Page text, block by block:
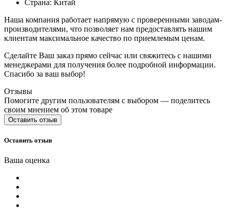
Страна: Китай
Наша компания работает напрямую с проверенными заводам-
производителями, что позволяет нам предоставлять нашим
клиентам максимальное качество по приемлемым ценам.
Сделайте Ваш заказ прямо сейчас или свяжитесь с нашими
менеджерами для получения более подробной информации.
Спасибо за ваш выбор!
Отзывы
Помогите другим пользователям с выбором — поделитесь
своим мнением об этом товаре
Оставить отзыв
Оставить отзыв
Ваша оценка